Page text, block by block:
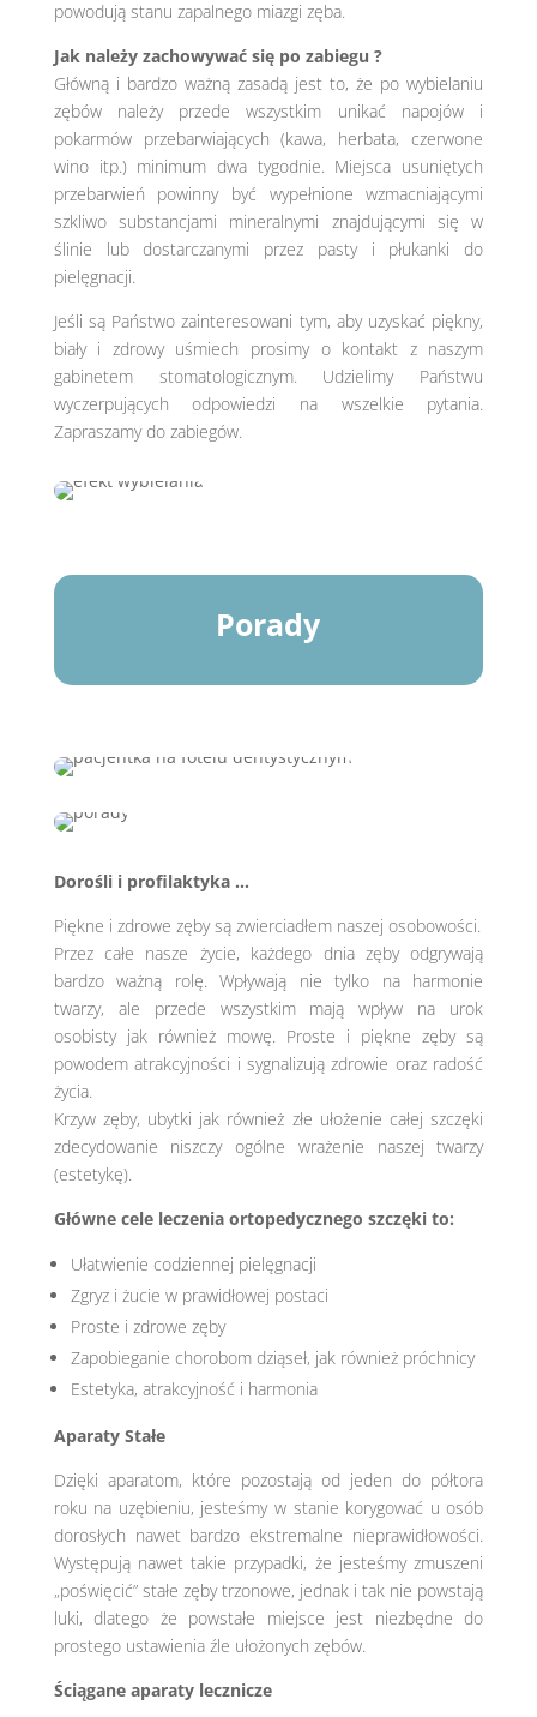
powodują stanu zapalnego miazgi zęba.
Jak należy zachowywać się po zabiegu ?
Główną i bardzo ważną zasadą jest to, że po wybielaniu
zębów należy przede wszystkim unikać napojów i
pokarmów przebarwiających (kawa, herbata, czerwone
wino itp.) minimum dwa tygodnie. Miejsca usuniętych
przebarwień powinny być wypełnione wzmacniającymi
szkliwo substancjami mineralnymi znajdującymi się w
ślinie lub dostarczanymi przez pasty i płukanki do
pielęgnacji.
Jeśli są Państwo zainteresowani tym, aby uzyskać piękny,
biały i zdrowy uśmiech prosimy o kontakt z naszym
gabinetem stomatologicznym. Udzielimy Państwu
wyczerpujących odpowiedzi na wszelkie pytania.
Zapraszamy do zabiegów.
Porady
Dorośli i profilaktyka …
Piękne i zdrowe zęby są zwierciadłem naszej osobowości.
Przez całe nasze życie, każdego dnia zęby odgrywają
bardzo ważną rolę. Wpływają nie tylko na harmonie
twarzy, ale przede wszystkim mają wpływ na urok
osobisty jak również mowę. Proste i piękne zęby są
powodem atrakcyjności i sygnalizują zdrowie oraz radość
życia.
Krzyw zęby, ubytki jak również złe ułożenie całej szczęki
zdecydowanie niszczy ogólne wrażenie naszej twarzy
(estetykę).
Główne cele leczenia ortopedycznego szczęki to:
Ułatwienie codziennej pielęgnacji
Zgryz i żucie w prawidłowej postaci
Proste i zdrowe zęby
Zapobieganie chorobom dziąseł, jak również próchnicy
Estetyka, atrakcyjność i harmonia
Aparaty Stałe
Dzięki aparatom, które pozostają od jeden do półtora
roku na uzębieniu, jesteśmy w stanie korygować u osób
dorosłych nawet bardzo ekstremalne nieprawidłowości.
Występują nawet takie przypadki, że jesteśmy zmuszeni
„poświęcić” stałe zęby trzonowe, jednak i tak nie powstają
luki, dlatego że powstałe miejsce jest niezbędne do
prostego ustawienia źle ułożonych zębów.
Ściągane aparaty lecznicze